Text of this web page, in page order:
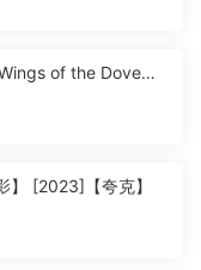
of the Dove
】 [2023]【夸克】